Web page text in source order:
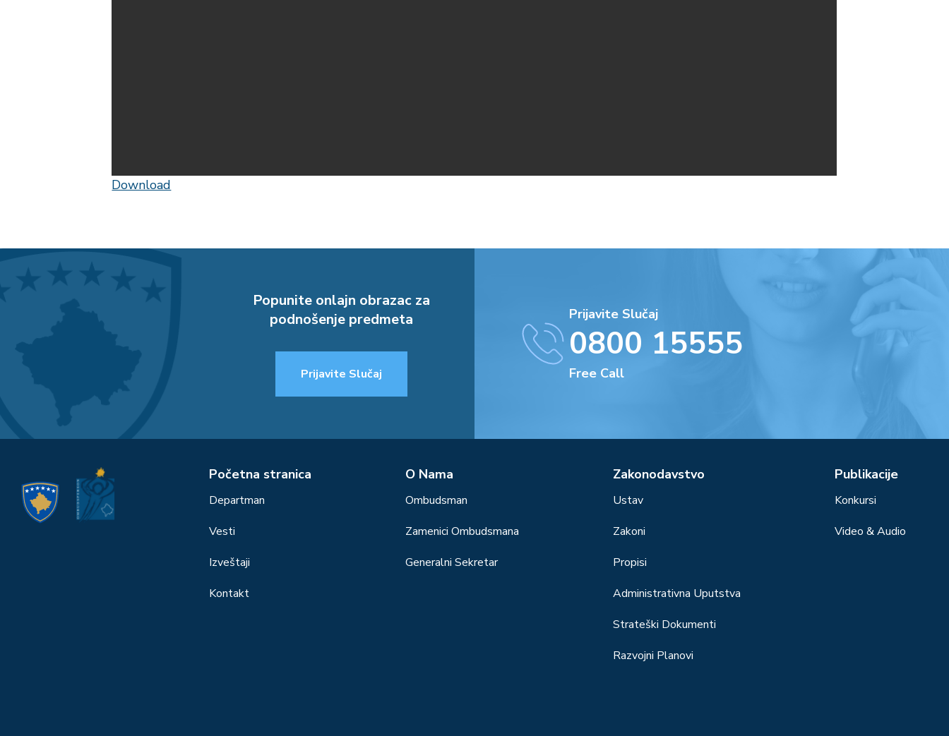
Download
Popunite onlajn obrazac za
podnošenje predmeta
Prijavite Slučaj
Prijavite Slučaj
0800 15555
Free Call
Početna stranica
Departman
Vesti
Izveštaji
Kontakt
О Nama
Ombudsman
Zamenici Ombudsmana
Generalni Sekretar
Zakonodavstvo
Ustav
Zakoni
Propisi
Administrativna Uputstva
Strateški Dokumenti
Razvojni Planovi
Publikacije
Konkursi
Video & Audio